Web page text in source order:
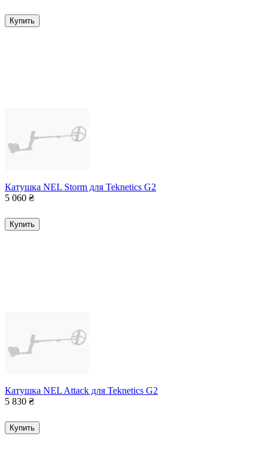
Купить
Катушка NEL Storm для Teknetics G2
5 060 ₴
Купить
Катушка NEL Attack для Teknetics G2
5 830 ₴
Купить